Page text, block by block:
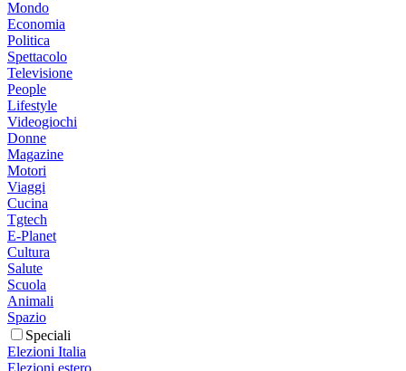
Mondo
Economia
Politica
Spettacolo
Televisione
People
Lifestyle
Videogiochi
Donne
Magazine
Motori
Viaggi
Cucina
Tgtech
E-Planet
Cultura
Salute
Scuola
Animali
Spazio
Speciali
Elezioni Italia